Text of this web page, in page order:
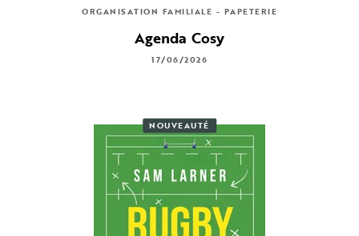
ORGANISATION FAMILIALE - PAPETERIE
Agenda Cosy
17/06/2026
NOUVEAUTÉ